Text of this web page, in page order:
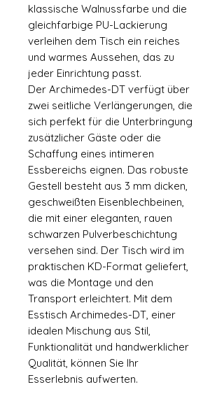
klassische Walnussfarbe und die
gleichfarbige PU-Lackierung
verleihen dem Tisch ein reiches
und warmes Aussehen, das zu
jeder Einrichtung passt.
Der Archimedes-DT verfügt über
zwei seitliche Verlängerungen, die
sich perfekt für die Unterbringung
zusätzlicher Gäste oder die
Schaffung eines intimeren
Essbereichs eignen. Das robuste
Gestell besteht aus 3 mm dicken,
geschweißten Eisenblechbeinen,
die mit einer eleganten, rauen
schwarzen Pulverbeschichtung
versehen sind. Der Tisch wird im
praktischen KD-Format geliefert,
was die Montage und den
Transport erleichtert. Mit dem
Esstisch Archimedes-DT, einer
idealen Mischung aus Stil,
Funktionalität und handwerklicher
Qualität, können Sie Ihr
Esserlebnis aufwerten.